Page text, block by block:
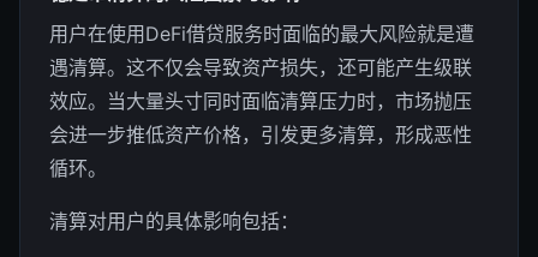
用户在使用DeFi借贷服务时面临的最大风险就是遭
遇清算。这不仅会导致资产损失，还可能产生级联
效应。当大量头寸同时面临清算压力时，市场抛压
会进一步推低资产价格，引发更多清算，形成恶性
循环。
清算对用户的具体影响包括：